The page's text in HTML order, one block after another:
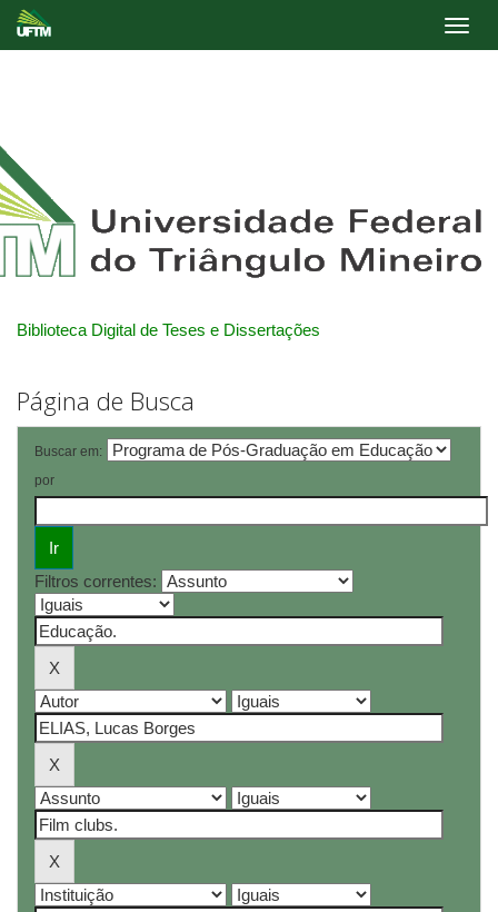
Biblioteca Digital de Teses e Dissertações
Página de Busca
Buscar em:
por
Filtros correntes: